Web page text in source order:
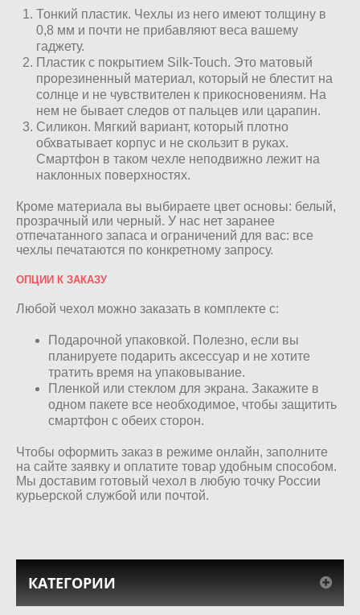
Тонкий пластик. Чехлы из него имеют толщину в
0,8 мм и почти не прибавляют веса вашему
гаджету.
Пластик с покрытием Silk-Touch. Это матовый
прорезиненный материал, который не блестит на
солнце и не чувствителен к прикосновениям. На
нем не бывает следов от пальцев или царапин.
Силикон. Мягкий вариант, который плотно
обхватывает корпус и не скользит в руках.
Смартфон в таком чехле неподвижно лежит на
наклонных поверхностях.
Кроме материала вы выбираете цвет основы: белый,
прозрачный или черный. У нас нет заранее
отпечатанного запаса и ограничений для вас: все
чехлы печатаются по конкретному запросу.
ОПЦИИ К ЗАКАЗУ
Любой чехол можно заказать в комплекте с:
Подарочной упаковкой. Полезно, если вы
планируете подарить аксессуар и не хотите
тратить время на упаковывание.
Пленкой или стеклом для экрана. Закажите в
одном пакете все необходимое, чтобы защитить
смартфон с обеих сторон.
Чтобы оформить заказ в режиме онлайн, заполните
на сайте заявку и оплатите товар удобным способом.
Мы доставим готовый чехол в любую точку России
курьерской службой или почтой.
КАТЕГОРИИ